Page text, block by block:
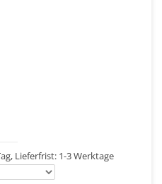
Lieferfrist: 1-3 Werktage